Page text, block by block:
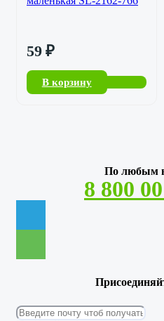
59 ₽
В корзину
По любым
8 800